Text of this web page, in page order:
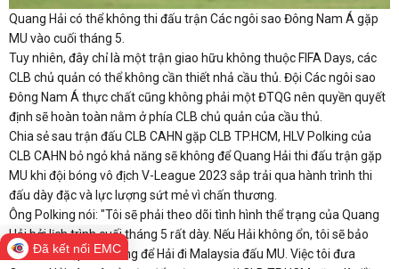
Quang Hải có thể không thi đấu trận Các ngôi sao Đông Nam Á gặp
MU vào cuối tháng 5.
Tuy nhiên, đây chỉ là một trận giao hữu không thuộc FIFA Days, các
CLB chủ quản có thể không cần thiết nhả cầu thủ. Đội Các ngôi sao
Đông Nam Á thực chất cũng không phải một ĐTQG nên quyền quyết
định sẽ hoàn toàn nằm ở phía CLB chủ quản của cầu thủ.
Chia sẻ sau trận đấu CLB CAHN gặp CLB TP.HCM, HLV Polking của
CLB CAHN bỏ ngỏ khả năng sẽ không để Quang Hải thi đấu trận gặp
MU khi đội bóng vô địch V-League 2023 sắp trải qua hành trình thi
đấu dày đặc và lực lượng sứt mẻ vì chấn thương.
Ông Polking nói: "Tôi sẽ phải theo dõi tình hình thể trạng của Quang
Hải bởi lịch trình cuối tháng 5 rất dày. Nếu Hải không ổn, tôi sẽ bảo
CLB can thiệp và không để Hải đi Malaysia đấu MU. Việc tôi đưa
Đã kết nối EMC